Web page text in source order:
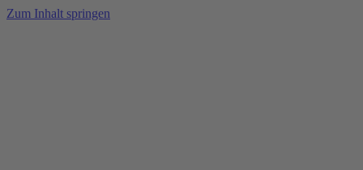
Zum Inhalt springen